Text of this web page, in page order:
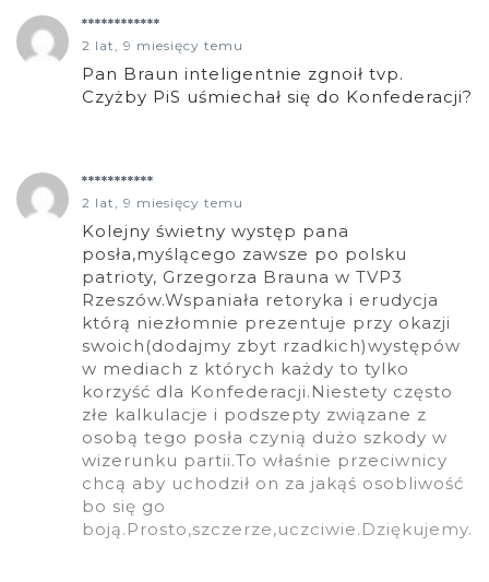
************
2 lat, 9 miesięcy temu
Pan Braun inteligentnie zgnoił tvp.
Czyżby PiS uśmiechał się do Konfederacji?
***********
2 lat, 9 miesięcy temu
Kolejny świetny występ pana
posła,myślącego zawsze po polsku
patrioty, Grzegorza Brauna w TVP3
Rzeszów.Wspaniała retoryka i erudycja
którą niezłomnie prezentuje przy okazji
swoich(dodajmy zbyt rzadkich)występów
w mediach z których każdy to tylko
korzyść dla Konfederacji.Niestety często
złe kalkulacje i podszepty związane z
osobą tego posła czynią dużo szkody w
wizerunku partii.To właśnie przeciwnicy
chcą aby uchodził on za jakąś osobliwość
bo się go
boją.Prosto,szczerze,uczciwie.Dziękujemy.